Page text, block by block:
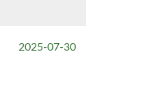
2025-07-30